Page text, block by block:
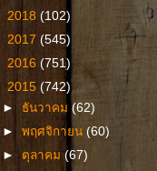
2018 (102)
2017 (545)
2016 (751)
2015 (742)
► ธันวาคม(62)
►พฤศจิกายน(60)
► ตุลาคม(67)